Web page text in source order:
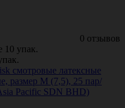
0 отзывов
10 упак.
смотровые латексные
размер M (7,5), 25 пар/
Pacific SDN BHD)